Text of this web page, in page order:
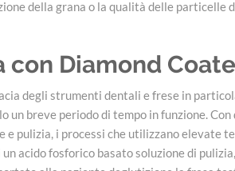
della grana o la qualità delle
con Diamond
degli strumenti dentali e frese in
un breve periodo di tempo in funzione.
pulizia, i processi che utilizzano elevate
acido fosforico basato soluzione di